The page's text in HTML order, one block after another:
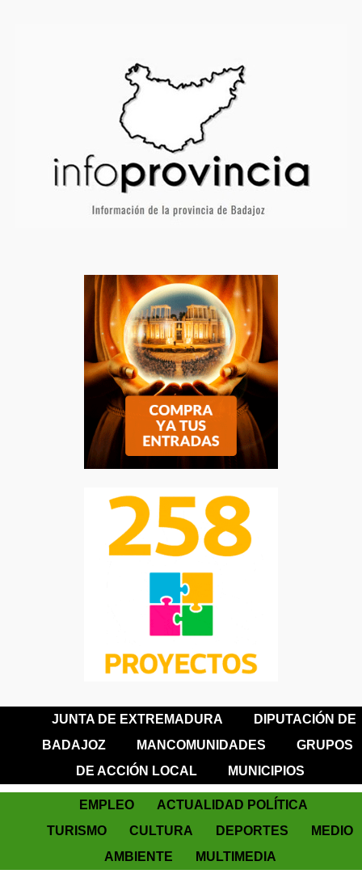
JUNTA DE EXTREMADURA
DIPUTACIÓN DE
BADAJOZ
MANCOMUNIDADES
GRUPOS
DE ACCIÓN LOCAL
MUNICIPIOS
EMPLEO
ACTUALIDAD POLÍTICA
TURISMO
CULTURA DEPORTES
MEDIO
AMBIENTE
MULTIMEDIA